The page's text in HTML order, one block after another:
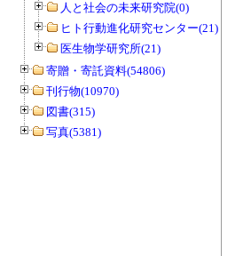
人と社会の未来研究院(0)
ヒト行動進化研究センター(21)
医生物学研究所(21)
寄贈・寄託資料(54806)
刊行物(10970)
図書(315)
写真(5381)